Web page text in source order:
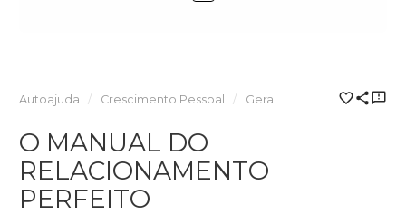
Autoajuda Crescimento Pessoal Geral
O MANUAL DO
RELACIONAMENTO
PERFEITO